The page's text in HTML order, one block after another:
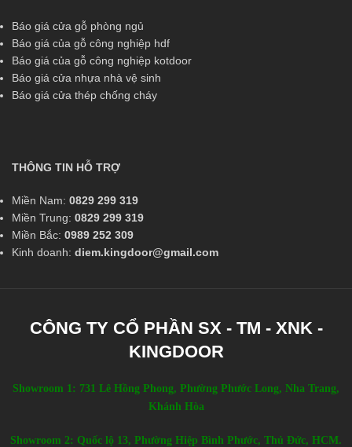
Báo giá cửa gỗ phòng ngủ
Báo giá của gỗ công nghiệp hdf
Báo giá của gỗ công nghiệp kotdoor
Báo giá cửa nhựa nhà vệ sinh
Báo giá cửa thép chống cháy
THÔNG TIN HỖ TRỢ
Miền Nam: 0829 299 319
Miền Trung: 0829 299 319
Miền Bắc: 0989 252 309
Kinh doanh: diem.kingdoor@gmail.com
CÔNG TY CỔ PHẦN SX - TM - XNK -
KINGDOOR
Showroom 1: 731 Lê Hồng Phong, Phường Phước Long, Nha Trang,
Khánh Hòa
Showroom 2: Quốc lộ 13, Phường Hiệp Bình Phước, Thủ Đức, HCM.